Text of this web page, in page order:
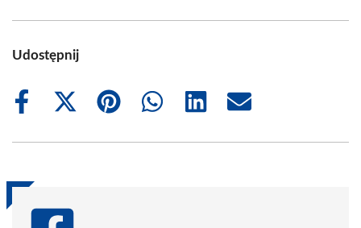
Udostępnij
Share
Share
(Twitter)
Share
Share
Share
Share